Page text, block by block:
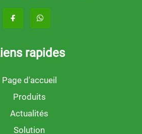
rapides
Page d'accueil
Produits
Actualités
Solution